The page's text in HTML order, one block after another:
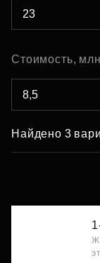
Стоимость,
Найдено 3